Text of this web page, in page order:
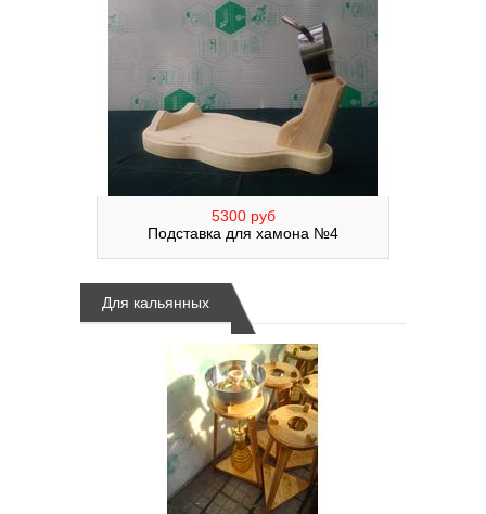
5300 руб
Подставка для хамона №4
Для кальянных